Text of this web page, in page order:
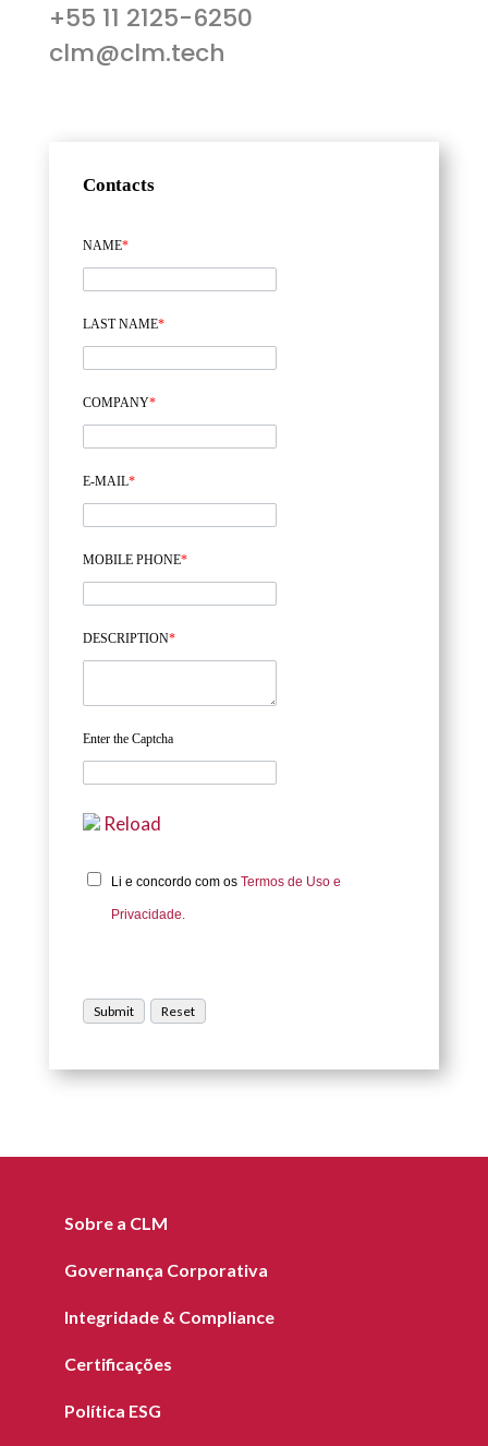
+55 11 2125-6250
clm@clm.tech
Contacts
NAME*
LAST NAME*
COMPANY*
E-MAIL*
MOBILE PHONE*
DESCRIPTION*
Enter the Captcha
Reload
Li e concordo com os Termos de Uso e
Privacidade.
Sobre a CLM
Governança Corporativa
Integridade & Compliance
Certificações
Política ESG